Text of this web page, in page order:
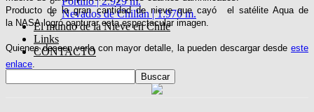
Nevados de Chillán | 1.970 m.
El mundo de la Nieve en Chile
Links
CONTACTO
Producto de la gran cantidad de nieve que cayó
el satélite Aqua de
la NASAlogró capturar esta espectacular imagen.
Quienes deseen verla con mayor detalle, la pueden descargar desde este
enlace.